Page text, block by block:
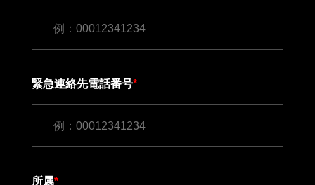
緊急連絡先電話番号*
所属*